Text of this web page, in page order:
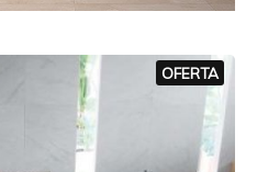
OFERTA